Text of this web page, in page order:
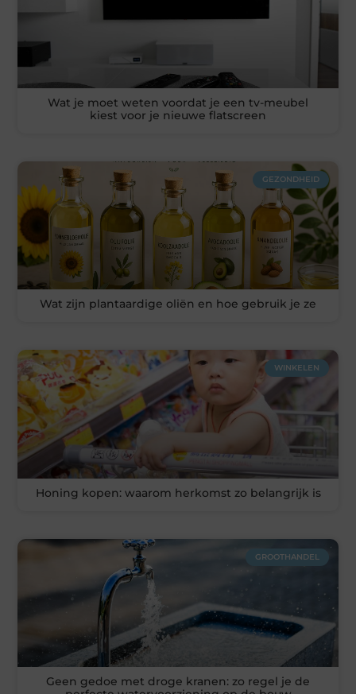
Wat je moet weten voordat je een tv-meubel
kiest voor je nieuwe flatscreen
GEZONDHEID
Wat zijn plantaardige oliën en hoe gebruik je ze
WINKELEN
Honing kopen: waarom herkomst zo belangrijk is
GROOTHANDEL
Geen gedoe met droge kranen: zo regel je de